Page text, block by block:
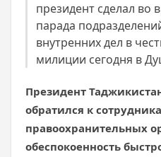
президент сделал во
парада
внутренних дел в
милиции сегодня в
Президент
обратился к
правоохранительных
обеспокоенность